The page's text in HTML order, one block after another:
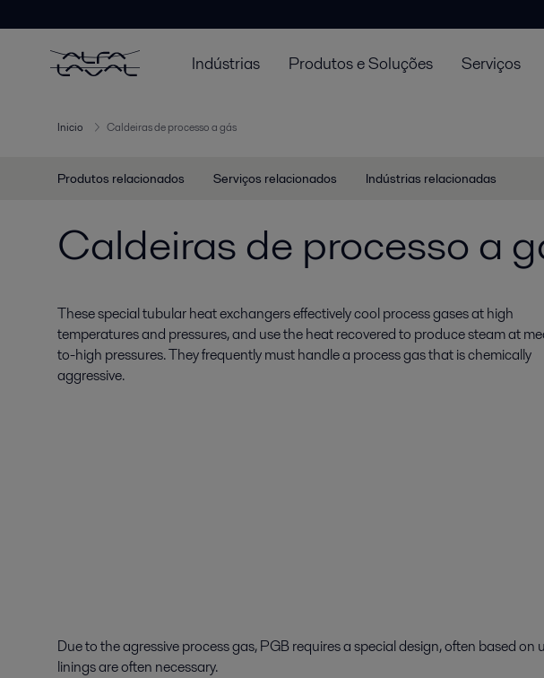
Indústrias Produtos e Soluções Serviços
Inicio Caldeiras de processo a gás
Produtos relacionados Serviços relacionados Indústrias relacionadas
Caldeiras de processo a
These special tubular heat exchangers effectively cool process gases at high
temperatures and pressures, and use the heat recovered to produce steam at
to-high pressures. They frequently must handle a process gas that is chemically
aggressive.
Due to the agressive process gas, PGB requires a special design, often based
linings are often necessary.